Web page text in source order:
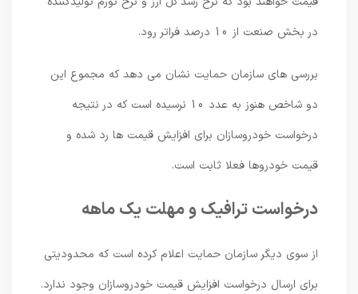
در بخش صنعت از 10 درصد فراتر رود.
بررسی های سازمان حمایت نشان می دهد که مجموع این
دو شاخص هنوز به عدد 10 نرسیده است که در نتیجه
درخواست خودروسازان برای افزایش قیمت ها رد شده و
قیمت خودروها فعلا ثابت است.
درخواست ترافیک و مهلت یک ماهه
از سوی دیگر سازمان حمایت اعلام کرده است که محدودیتی
برای ارسال درخواست افزایش قیمت خودروسازان وجود ندارد.